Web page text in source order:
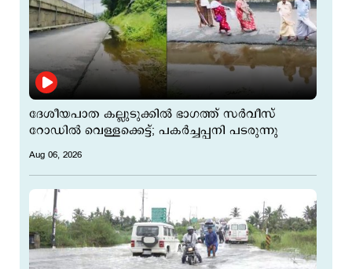
ദേശീയപാത കല്ലുടുക്കില്‍ ഭാഗത്ത് സര്‍വീസ്
റോഡില്‍ വെള്ളക്കെട്ട്; പകര്‍ച്ചപ്പനി പടരുന്നു
Aug 06, 2026